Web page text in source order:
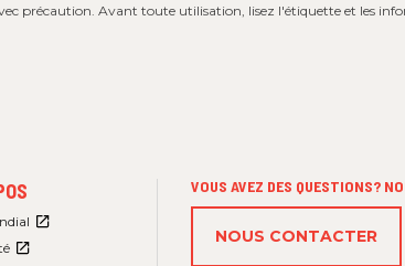
précaution. Avant toute utilisation, lisez l'étiquette et les
VOUS AVEZ DES QUESTIONS?
NOUS CONTACTER